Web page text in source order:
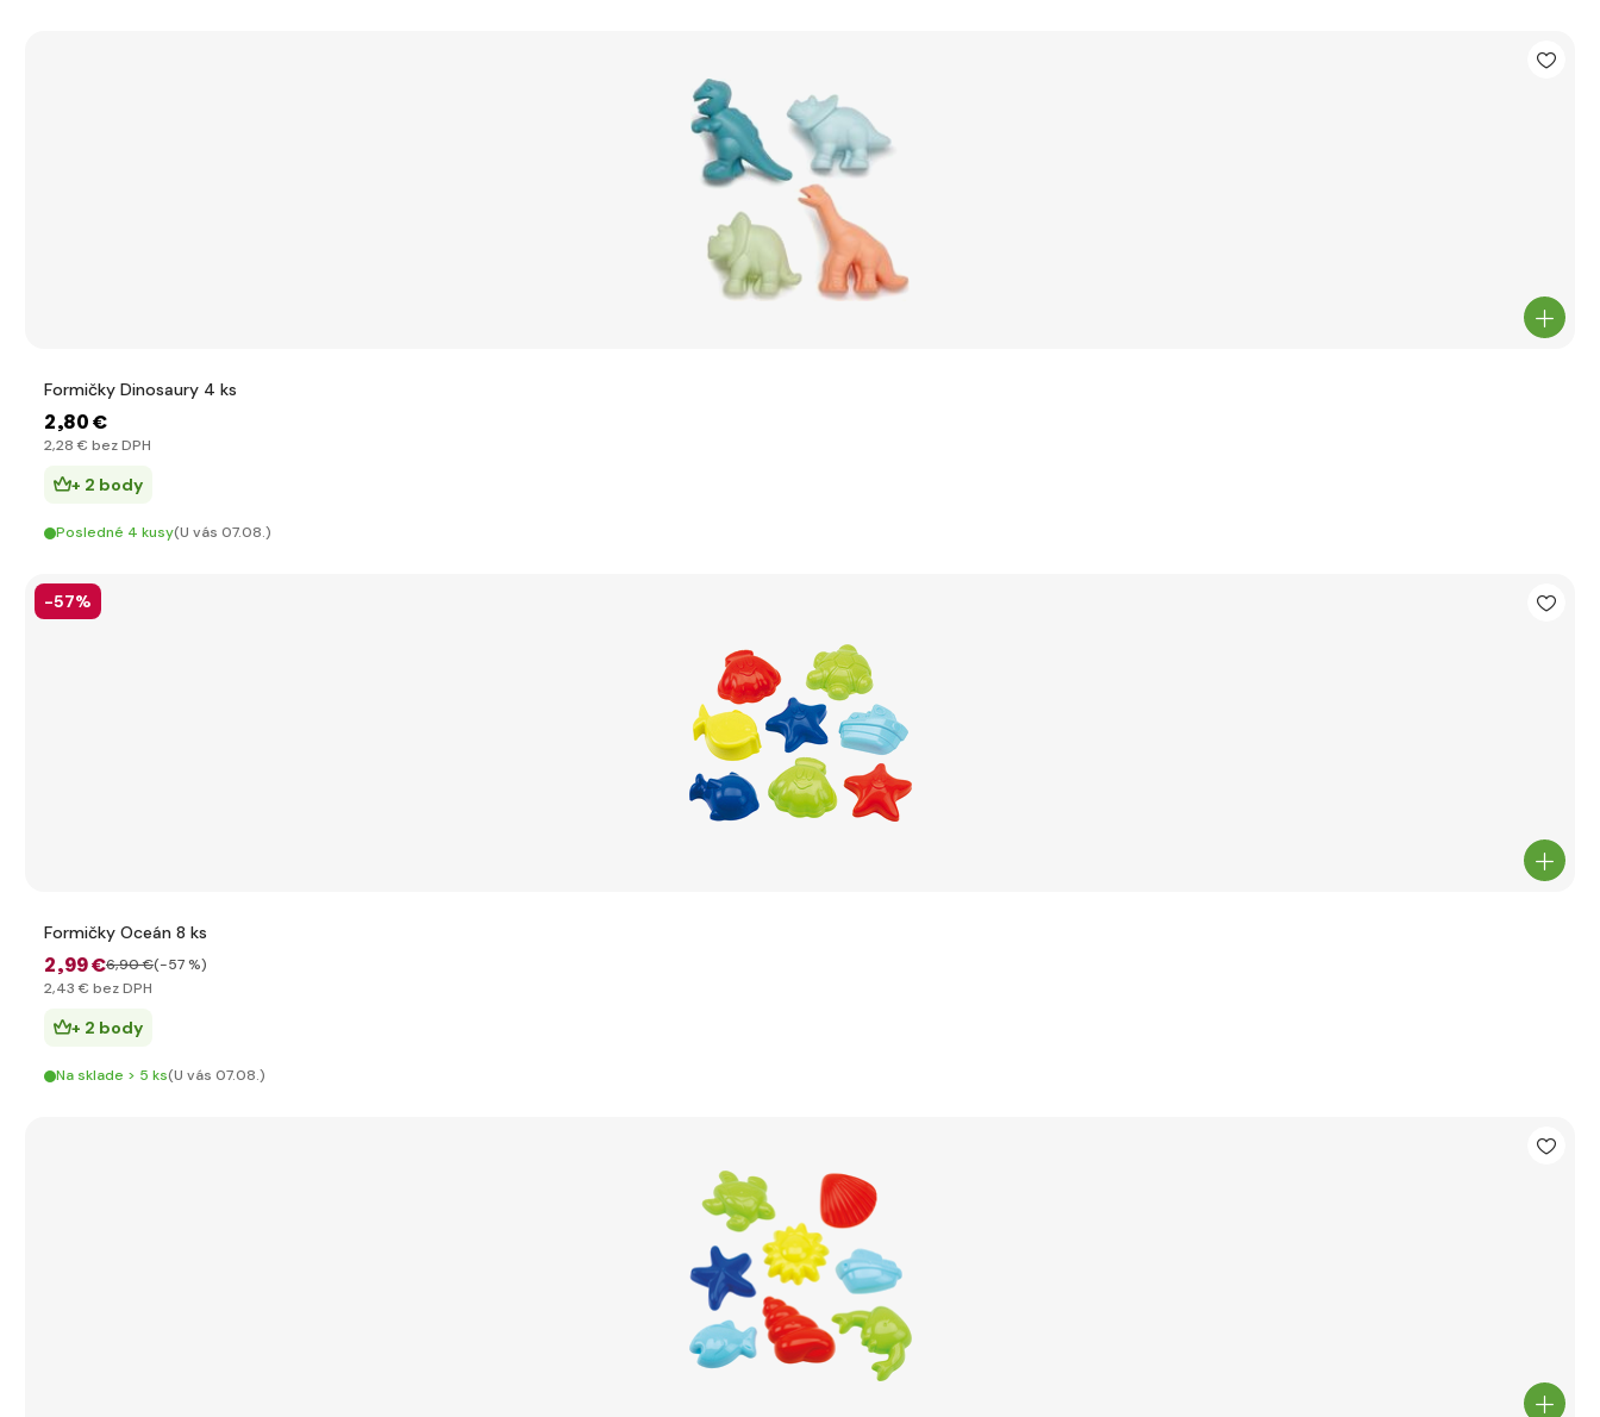
Formičky Dinosaury 4 ks
2,80 €
2,28 € bez DPH
+ 2 body
Posledné 4 kusy(U vás 07.08.)
-57%
Formičky Oceán 8 ks
2,99 €6,90 €(-57 %)
2,43 € bez DPH
+ 2 body
Na sklade > 5 ks(U vás 07.08.)